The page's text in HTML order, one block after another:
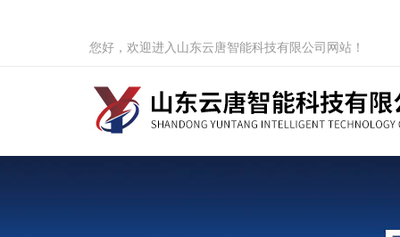
您好，欢迎进入山东云唐智能科技有限公司网站！